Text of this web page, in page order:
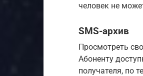
человек не
SMS-архив
Просмотреть
Абоненту
получателя, по